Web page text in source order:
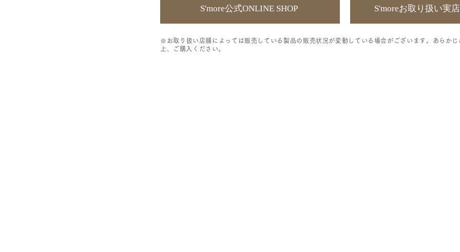
S'more公式ONLINE SHOP S'moreお取り扱い実
※お取り扱い店舗によっては販売している製品の販売状況が変動している場合がございます。あらかじ
上、ご購入ください。